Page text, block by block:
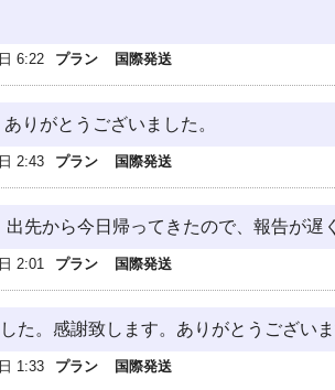
6:22 プラン 国際発送
りがとうございました。
2:43 プラン 国際発送
先から今日帰ってきたので、報告が遅
2:01 プラン 国際発送
た。感謝致します。ありがとうございま
1:33 プラン 国際発送